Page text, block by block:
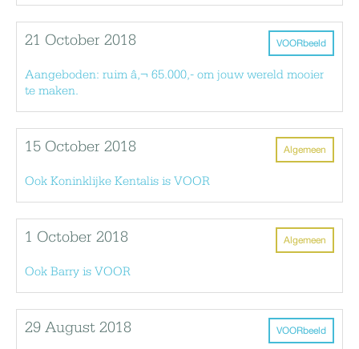
VOORbeeld
21 October 2018
Aangeboden: ruim â‚¬ 65.000,- om jouw wereld mooier
te maken.
Algemeen
15 October 2018
Ook Koninklijke Kentalis is VOOR
Algemeen
1 October 2018
Ook Barry is VOOR
VOORbeeld
29 August 2018